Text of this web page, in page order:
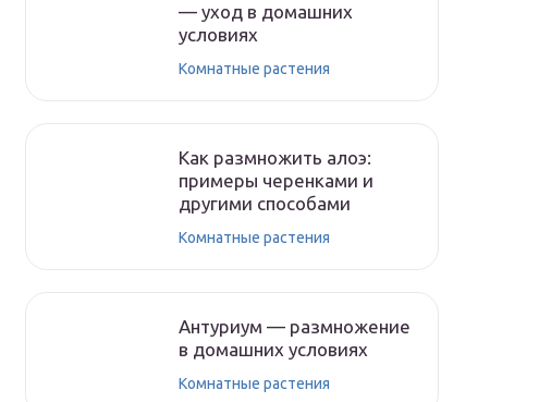
— уход в домашних
условиях
Комнатные растения
Как размножить алоэ:
примеры черенками и
другими способами
Комнатные растения
Антуриум — размножение
в домашних условиях
Комнатные растения